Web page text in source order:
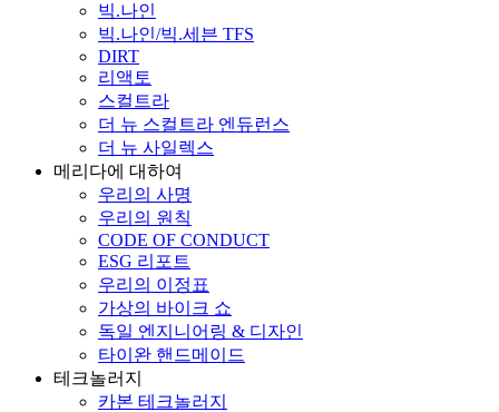
빅.나인
빅.나인/빅.세븐 TFS
DIRT
리액토
스컬트라
더 뉴 스컬트라 엔듀런스
더 뉴 사일렉스
메리다에 대하여
우리의 사명
우리의 원칙
CODE OF CONDUCT
ESG 리포트
우리의 이정표
가상의 바이크 쇼
독일 엔지니어링 & 디자인
타이완 핸드메이드
테크놀러지
카본 테크놀러지